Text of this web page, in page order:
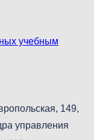
учебным
149,
управления